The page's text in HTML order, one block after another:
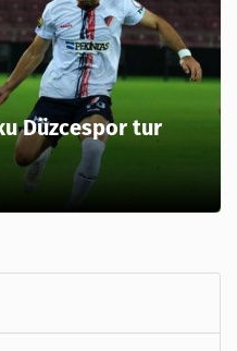
Düzcespor tur